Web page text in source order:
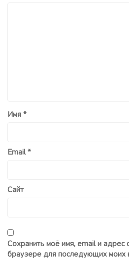
Имя *
Email*
Сайт
Сохранить моё имя, email и адрес
браузере для последующих моих